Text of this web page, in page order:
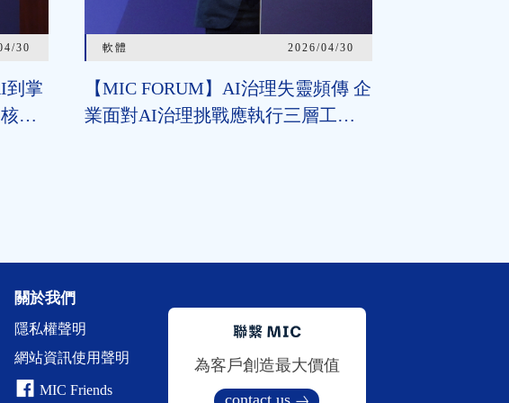
30
到掌
軟體 2026/04/30
【MIC FORUM】AI治理失靈頻傳 企
業面對AI治理挑戰應執行三層工
關於我們
隱私權聲明
網站資訊使用聲明
MIC Friends
為客戶創造最大價值